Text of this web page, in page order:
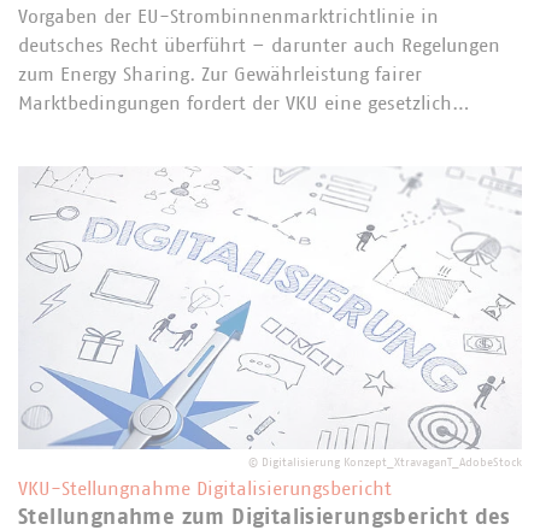
Vorgaben der EU-Strombinnenmarktrichtlinie in
deutsches Recht überführt – darunter auch Regelungen
zum Energy Sharing. Zur Gewährleistung fairer
Marktbedingungen fordert der VKU eine gesetzlich…
© Digitalisierung Konzept_XtravaganT_AdobeStock
VKU-Stellungnahme Digitalisierungsbericht
Stellungnahme zum Digitalisierungsbericht des